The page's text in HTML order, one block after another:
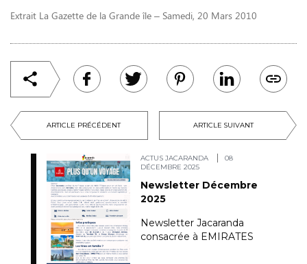
ARTICLE PRÉCÉDENT ARTICLE SUIVANT
ACTUS JACARANDA
08
DÉCEMBRE 2025
Newsletter Décembre
2025
Newsletter Jacaranda
consacrée à EMIRATES
Extrait La Gazette de la Grande île – Samedi, 20 Mars 2010